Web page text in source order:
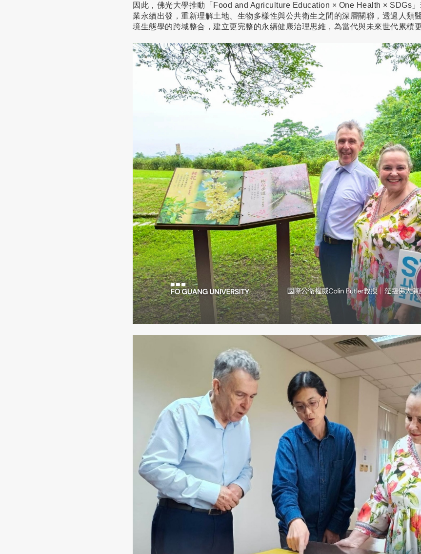
因此，佛光大學推動「Food and Agriculture Education × One Health × SDGs
業永續出發，重新理解土地、生物多樣性與公共衛生之間的深層關聯，透過人類
境生態學的跨域整合，建立更完整的永續健康治理思維，為當代與未來世代累積